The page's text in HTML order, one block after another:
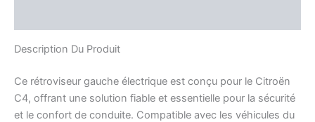
Description Du Produit
Ce rétroviseur gauche électrique est conçu pour le Citroën
C4, offrant une solution fiable et essentielle pour la sécurité
et le confort de conduite. Compatible avec les véhicules du